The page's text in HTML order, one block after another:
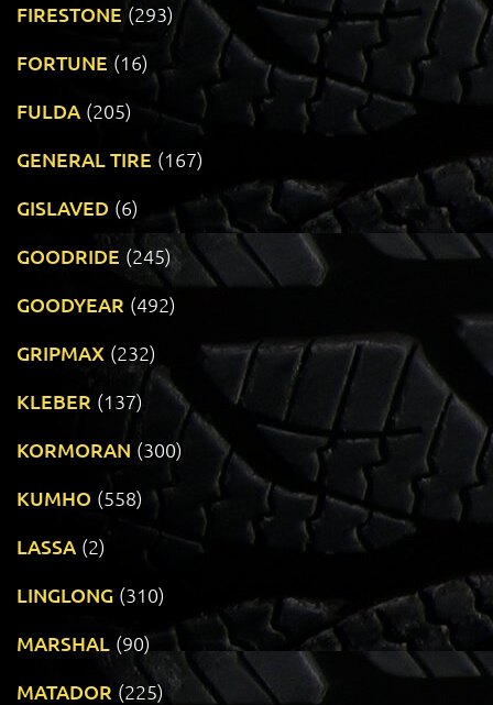
FIRESTONE (293)
FORTUNE (16)
FULDA (205)
GENERAL TIRE (167)
GISLAVED (6)
GOODRIDE (245)
GOODYEAR (492)
GRIPMAX (232)
KLEBER (137)
KORMORAN (300)
KUMHO (558)
LASSA (2)
LINGLONG (310)
MARSHAL (90)
MATADOR (225)